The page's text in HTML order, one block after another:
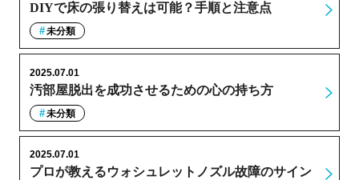
DIYで床の張り替えは可能？手順と注意点
未分類
汚部屋脱出を成功させるための心の持ち方
2025.07.01
未分類
プロが教えるウォシュレットノズル故障のサイン
2025.07.01